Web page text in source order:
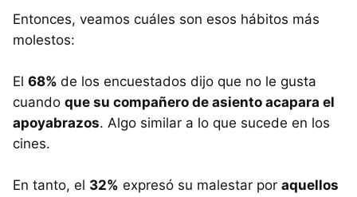
Entonces, veamos cuáles son esos hábitos más
molestos:
El 68% de los encuestados dijo que no le gusta
cuando que su compañero de asiento acapara el
apoyabrazos. Algo similar a lo que sucede en los
cines.
En tanto, el 32% expresó su malestar por aquellos